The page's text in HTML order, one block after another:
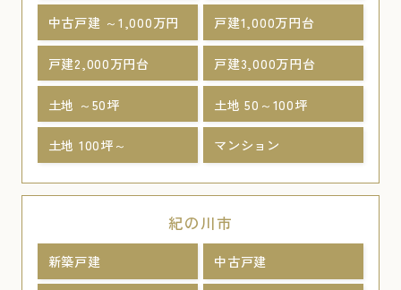
中古戸建 ～1,000万円 戸建1,000万円台
戸建2,000万円台 戸建3,000万円台
土地 ～50坪 土地 50～100坪
土地 100坪～ マンション
紀の川市
新築戸建 中古戸建